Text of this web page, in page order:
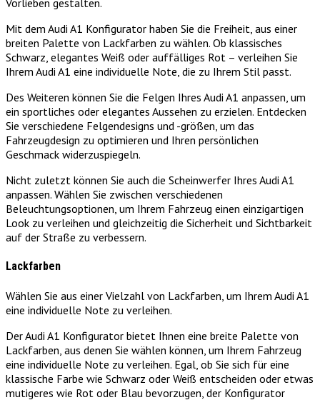
Vorlieben gestalten.
Mit dem Audi A1 Konfigurator haben Sie die Freiheit, aus einer
breiten Palette von Lackfarben zu wählen. Ob klassisches
Schwarz, elegantes Weiß oder auffälliges Rot – verleihen Sie
Ihrem Audi A1 eine individuelle Note, die zu Ihrem Stil passt.
Des Weiteren können Sie die Felgen Ihres Audi A1 anpassen, um
ein sportliches oder elegantes Aussehen zu erzielen. Entdecken
Sie verschiedene Felgendesigns und -größen, um das
Fahrzeugdesign zu optimieren und Ihren persönlichen
Geschmack widerzuspiegeln.
Nicht zuletzt können Sie auch die Scheinwerfer Ihres Audi A1
anpassen. Wählen Sie zwischen verschiedenen
Beleuchtungsoptionen, um Ihrem Fahrzeug einen einzigartigen
Look zu verleihen und gleichzeitig die Sicherheit und Sichtbarkeit
auf der Straße zu verbessern.
Lackfarben
Wählen Sie aus einer Vielzahl von Lackfarben, um Ihrem Audi A1
eine individuelle Note zu verleihen.
Der Audi A1 Konfigurator bietet Ihnen eine breite Palette von
Lackfarben, aus denen Sie wählen können, um Ihrem Fahrzeug
eine individuelle Note zu verleihen. Egal, ob Sie sich für eine
klassische Farbe wie Schwarz oder Weiß entscheiden oder etwas
mutigeres wie Rot oder Blau bevorzugen, der Konfigurator